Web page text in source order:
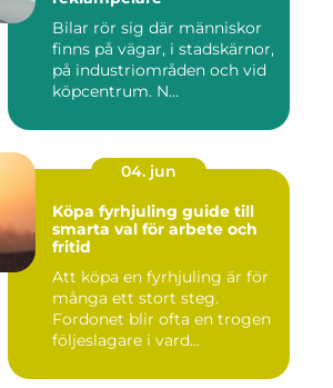
Bilar rör sig där människor
finns på vägar, i stadskärnor,
på industriområden och vid
köpcentrum. N...
04. jun
Köpa fyrhjuling guide till
smarta val för arbete och
fritid
Att köpa en fyrhjuling är för
många ett stort steg.
Fordonet blir ofta en trogen
följeslagare i vard...